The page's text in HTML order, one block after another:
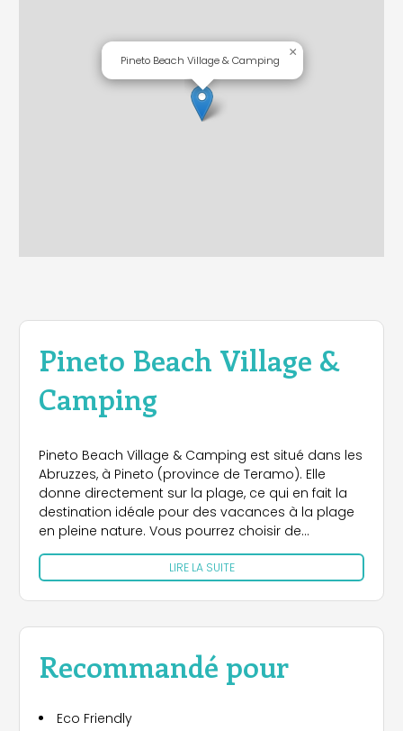
Pineto Beach Village &
Camping
Pineto Beach Village & Camping est situé dans les
Abruzzes, à Pineto (province de Teramo). Elle
donne directement sur la plage, ce qui en fait la
destination idéale pour des vacances à la plage
en pleine nature. Vous pourrez choisir de
séjourner dans le parc avec des emplacements
avec vue sur la mer ou insérés dans le parc et
vous aurez la possibilité de séjourner dans des
emplacements avec sanitaires privatifs. Si vous
voyagez en camping-car vous pouvez opter pour
Beach Village & Camping, vous pouvez
également opter pour différents types de
climatisation, kitchenette, terrasse, salle de bain et
LIRE LA SUITE
Recommandé pour
Eco Friendly
Pineto Beach Village & Camping
×